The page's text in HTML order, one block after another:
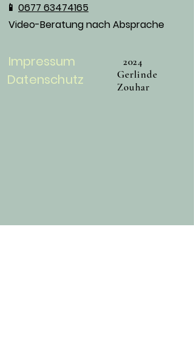
📱 0677 63474165
Video-Beratung nach Absprache
Impressum
​Datenschutz
2024
Gerlinde
Zouhar